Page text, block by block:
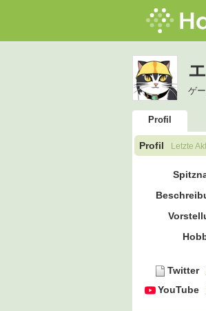
ゲ
Profil
Profil Letzte
Twitter
YouTube